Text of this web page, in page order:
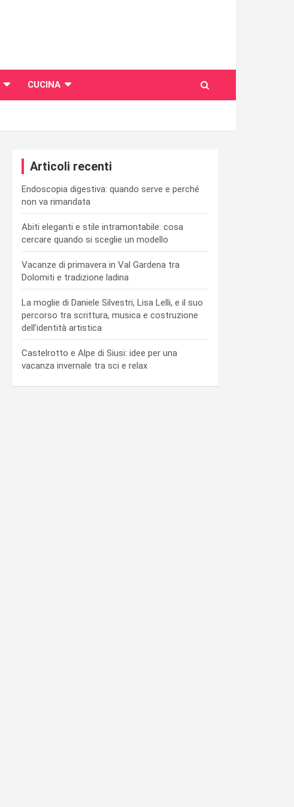
CUCINA
Articoli recenti
Endoscopia digestiva: quando serve e perché
non va rimandata
Abiti eleganti e stile intramontabile: cosa
cercare quando si sceglie un modello
Vacanze di primavera in Val Gardena tra
Dolomiti e tradizione ladina
La moglie di Daniele Silvestri, Lisa Lelli, e il suo
percorso tra scrittura, musica e costruzione
dell’identità artistica
Castelrotto e Alpe di Siusi: idee per una
vacanza invernale tra sci e relax